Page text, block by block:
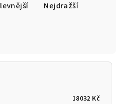
Nejdražší
18032 Kč